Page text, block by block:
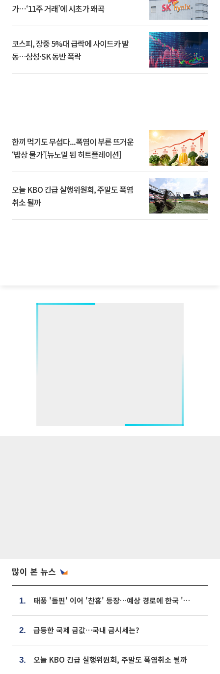
가⋯‘11주 거래’에 시초가 왜곡
코스피, 장중 5%대 급락에 사이드카 발
동…삼성·SK 동반 폭락
한끼 먹기도 무섭다...폭염이 부른 뜨거운
‘밥상 물가’[뉴노멀 된 히트플레이션]
오늘 KBO 긴급 실행위원회, 주말도 폭염
취소 될까
많이 본 뉴스
1. 태풍 '돌핀' 이어 '찬홈' 등장…예상 경로에 한국 '한숨'
2. 급등한 국제 금값…국내 금시세는?
3. 오늘 KBO 긴급 실행위원회, 주말도 폭염취소 될까